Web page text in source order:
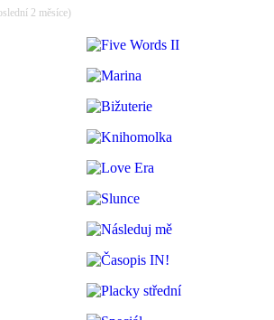
2 měsíce)